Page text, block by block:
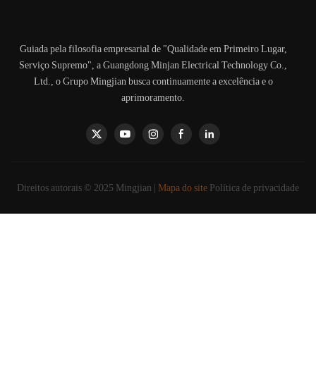
Guiada pela filosofia empresarial de "Qualidade em Primeiro Lugar,
Serviço Supremo", a Guangdong Minjan Electrical Technology Co.,
Ltd., o Grupo Mingjian busca continuamente a excelência e o
aprimoramento.
Direitos autorais © 2025 Mingjian | Mapa do site Política de privacidade